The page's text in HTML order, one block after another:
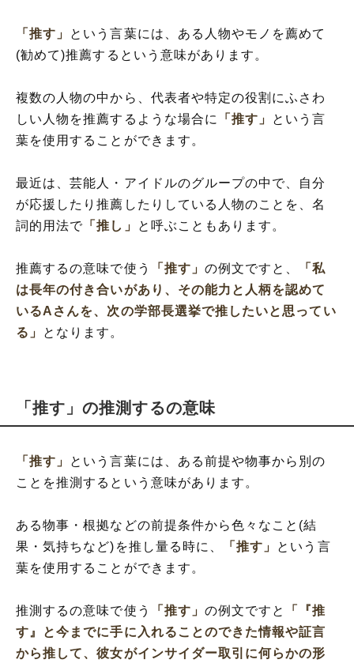
「推す」
という言葉には、ある人物やモノを薦めて
(勧めて)推薦するという意味があります。
複数の人物の中から、代表者や特定の役割にふさわ
しい人物を推薦するような場合に
「推す」
という言
葉を使用することができます。
最近は、芸能人・アイドルのグループの中で、自分
が応援したり推薦したりしている人物のことを、名
詞的用法で 「推し」 と呼ぶこともあります。
推薦するの意味で使う 「推す」 の例文ですと、
「私
は長年の付き合いがあり、その能力と人柄を認めて
いるAさんを、次の学部長選挙で推したいと思ってい
る」
となります。
「推す」の推測するの意味
「推す」
という言葉には、ある前提や物事から別の
ことを推測するという意味があります。
ある物事・根拠などの前提条件から色々なこと(結
果・気持ちなど)を推し量る時に、
「推す」 という言
葉を使用することができます。
推測するの意味で使う 「推す」 の例文ですと
「『推
す』と今までに手に入れることのできた情報や証言
から推して、彼女がインサイダー取引に何らかの形